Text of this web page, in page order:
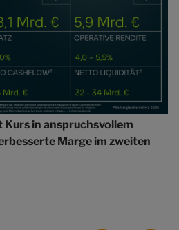
in anspruchsvollem
Marge im zweiten